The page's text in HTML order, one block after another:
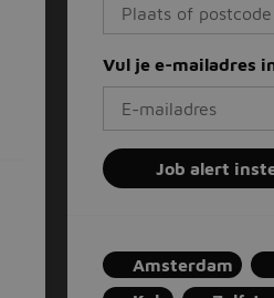
Vul je e-mailadres
Job alert
Amsterdam